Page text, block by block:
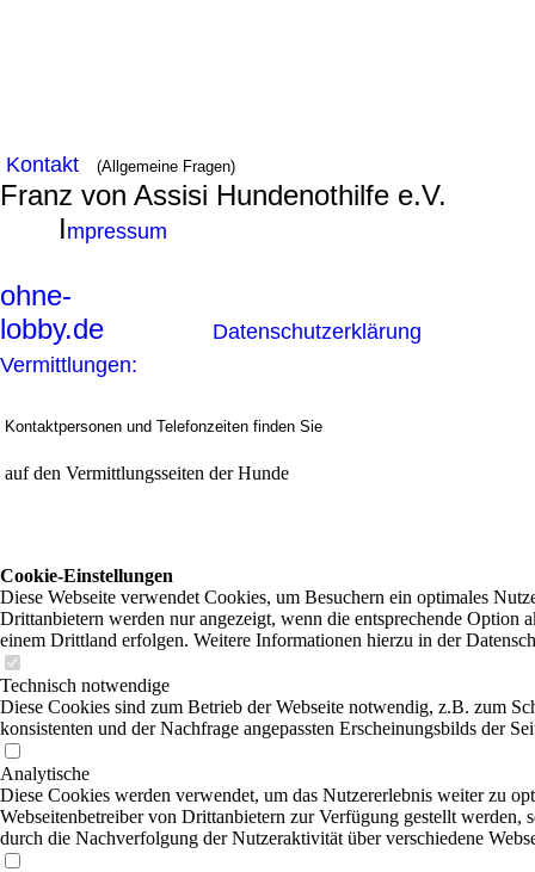
Kontakt (Allgemeine Fragen)
Franz von Assisi Hundenothilfe e.V.
Impressum
ohne-
lobby.de
Datenschutzerklärung
Vermittlungen:
Kontaktpersonen und Telefonzeiten finden Sie
auf den Vermittlungsseiten der Hunde
Cookie-Einstellungen
Diese Webseite verwendet Cookies, um Besuchern ein optimales
Drittanbietern werden nur angezeigt, wenn die entsprechende Option
einem Drittland erfolgen. Weitere Informationen hierzu in der
Technisch notwendige
Diese Cookies sind zum Betrieb der Webseite notwendig, z.B. zum
konsistenten und der Nachfrage angepassten Erscheinungsbilds der
Analytische
Diese Cookies werden verwendet, um das Nutzererlebnis weiter zu
Webseitenbetreiber von Drittanbietern zur Verfügung gestellt werden,
durch die Nachverfolgung der Nutzeraktivität über verschiedene